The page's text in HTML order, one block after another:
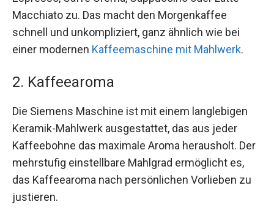
Macchiato zu. Das macht den Morgenkaffee
schnell und unkompliziert, ganz ähnlich wie bei
einer modernen Kaffeemaschine mit Mahlwerk.
2. Kaffeearoma
Die Siemens Maschine ist mit einem langlebigen
Keramik-Mahlwerk ausgestattet, das aus jeder
Kaffeebohne das maximale Aroma herausholt. Der
mehrstufig einstellbare Mahlgrad ermöglicht es,
das Kaffeearoma nach persönlichen Vorlieben zu
justieren.